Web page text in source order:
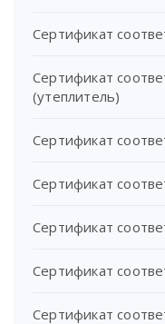
Сертификат
Сертификат
(утеплитель)
Сертификат
Сертификат
Сертификат
Сертификат
Сертификат